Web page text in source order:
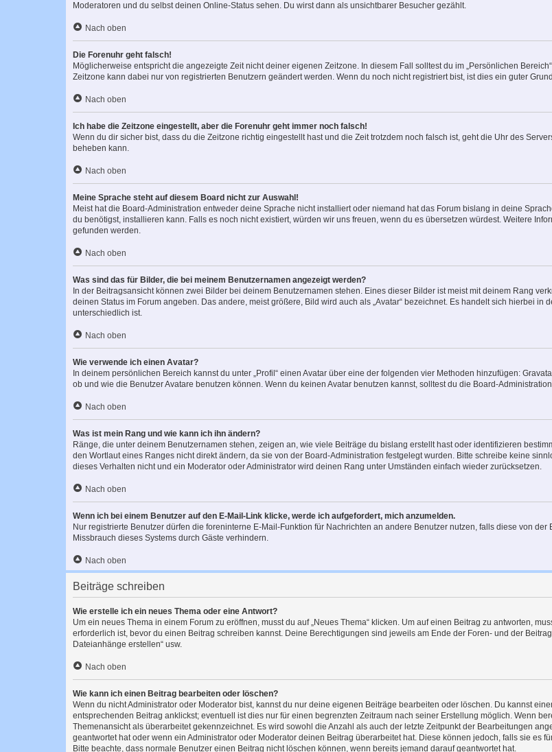
Moderatoren und du selbst deinen Online-Status sehen. Du wirst dann als unsichtbarer Besucher gezählt.
Nach oben
Die Forenuhr geht falsch!
Möglicherweise entspricht die angezeigte Zeit nicht deiner eigenen Zeitzone. In diesem Fall solltest du im „Persönlichen
Zeitzone kann dabei nur von registrierten Benutzern geändert werden. Wenn du noch nicht registriert bist, ist dies ein guter
Nach oben
Ich habe die Zeitzone eingestellt, aber die Forenuhr geht immer noch falsch!
Wenn du dir sicher bist, dass du die Zeitzone richtig eingestellt hast und die Zeit trotzdem noch falsch ist, geht die Uhr des
beheben kann.
Nach oben
Meine Sprache steht auf diesem Board nicht zur Auswahl!
Meist hat die Board-Administration entweder deine Sprache nicht installiert oder niemand hat das Forum bislang in deine
du benötigst, installieren kann. Falls es noch nicht existiert, würden wir uns freuen, wenn du es übersetzen würdest. Weitere
gefunden werden.
Nach oben
Was sind das für Bilder, die bei meinem Benutzernamen angezeigt werden?
In der Beitragsansicht können zwei Bilder bei deinem Benutzernamen stehen. Eines dieser Bilder ist meist mit deinem Rang
deinen Status im Forum angeben. Das andere, meist größere, Bild wird auch als „Avatar“ bezeichnet. Es handelt sich hierbei
unterschiedlich ist.
Nach oben
Wie verwende ich einen Avatar?
In deinem persönlichen Bereich kannst du unter „Profil“ einen Avatar über eine der folgenden vier Methoden hinzufügen:
ob und wie die Benutzer Avatare benutzen können. Wenn du keinen Avatar benutzen kannst, solltest du die Board-
Nach oben
Was ist mein Rang und wie kann ich ihn ändern?
Ränge, die unter deinem Benutzernamen stehen, zeigen an, wie viele Beiträge du bislang erstellt hast oder identifizieren
den Wortlaut eines Ranges nicht direkt ändern, da sie von der Board-Administration festgelegt wurden. Bitte schreibe keine
dieses Verhalten nicht und ein Moderator oder Administrator wird deinen Rang unter Umständen einfach wieder zurücksetzen.
Nach oben
Wenn ich bei einem Benutzer auf den E-Mail-Link klicke, werde ich aufgefordert, mich anzumelden.
Nur registrierte Benutzer dürfen die foreninterne E-Mail-Funktion für Nachrichten an andere Benutzer nutzen, falls diese von
Missbrauch dieses Systems durch Gäste verhindern.
Nach oben
Beiträge schreiben
Wie erstelle ich ein neues Thema oder eine Antwort?
Um ein neues Thema in einem Forum zu eröffnen, musst du auf „Neues Thema“ klicken. Um auf einen Beitrag zu antworten,
erforderlich ist, bevor du einen Beitrag schreiben kannst. Deine Berechtigungen sind jeweils am Ende der Foren- und der
Dateianhänge erstellen“ usw.
Nach oben
Wie kann ich einen Beitrag bearbeiten oder löschen?
Wenn du nicht Administrator oder Moderator bist, kannst du nur deine eigenen Beiträge bearbeiten oder löschen. Du kannst
entsprechenden Beitrag anklickst; eventuell ist dies nur für einen begrenzten Zeitraum nach seiner Erstellung möglich. Wenn
Themenansicht als überarbeitet gekennzeichnet. Es wird sowohl die Anzahl als auch der letzte Zeitpunkt der Bearbeitungen
geantwortet hat oder wenn ein Administrator oder Moderator deinen Beitrag überarbeitet hat. Diese können jedoch, falls sie es
Bitte beachte, dass normale Benutzer einen Beitrag nicht löschen können, wenn bereits jemand darauf geantwortet hat.